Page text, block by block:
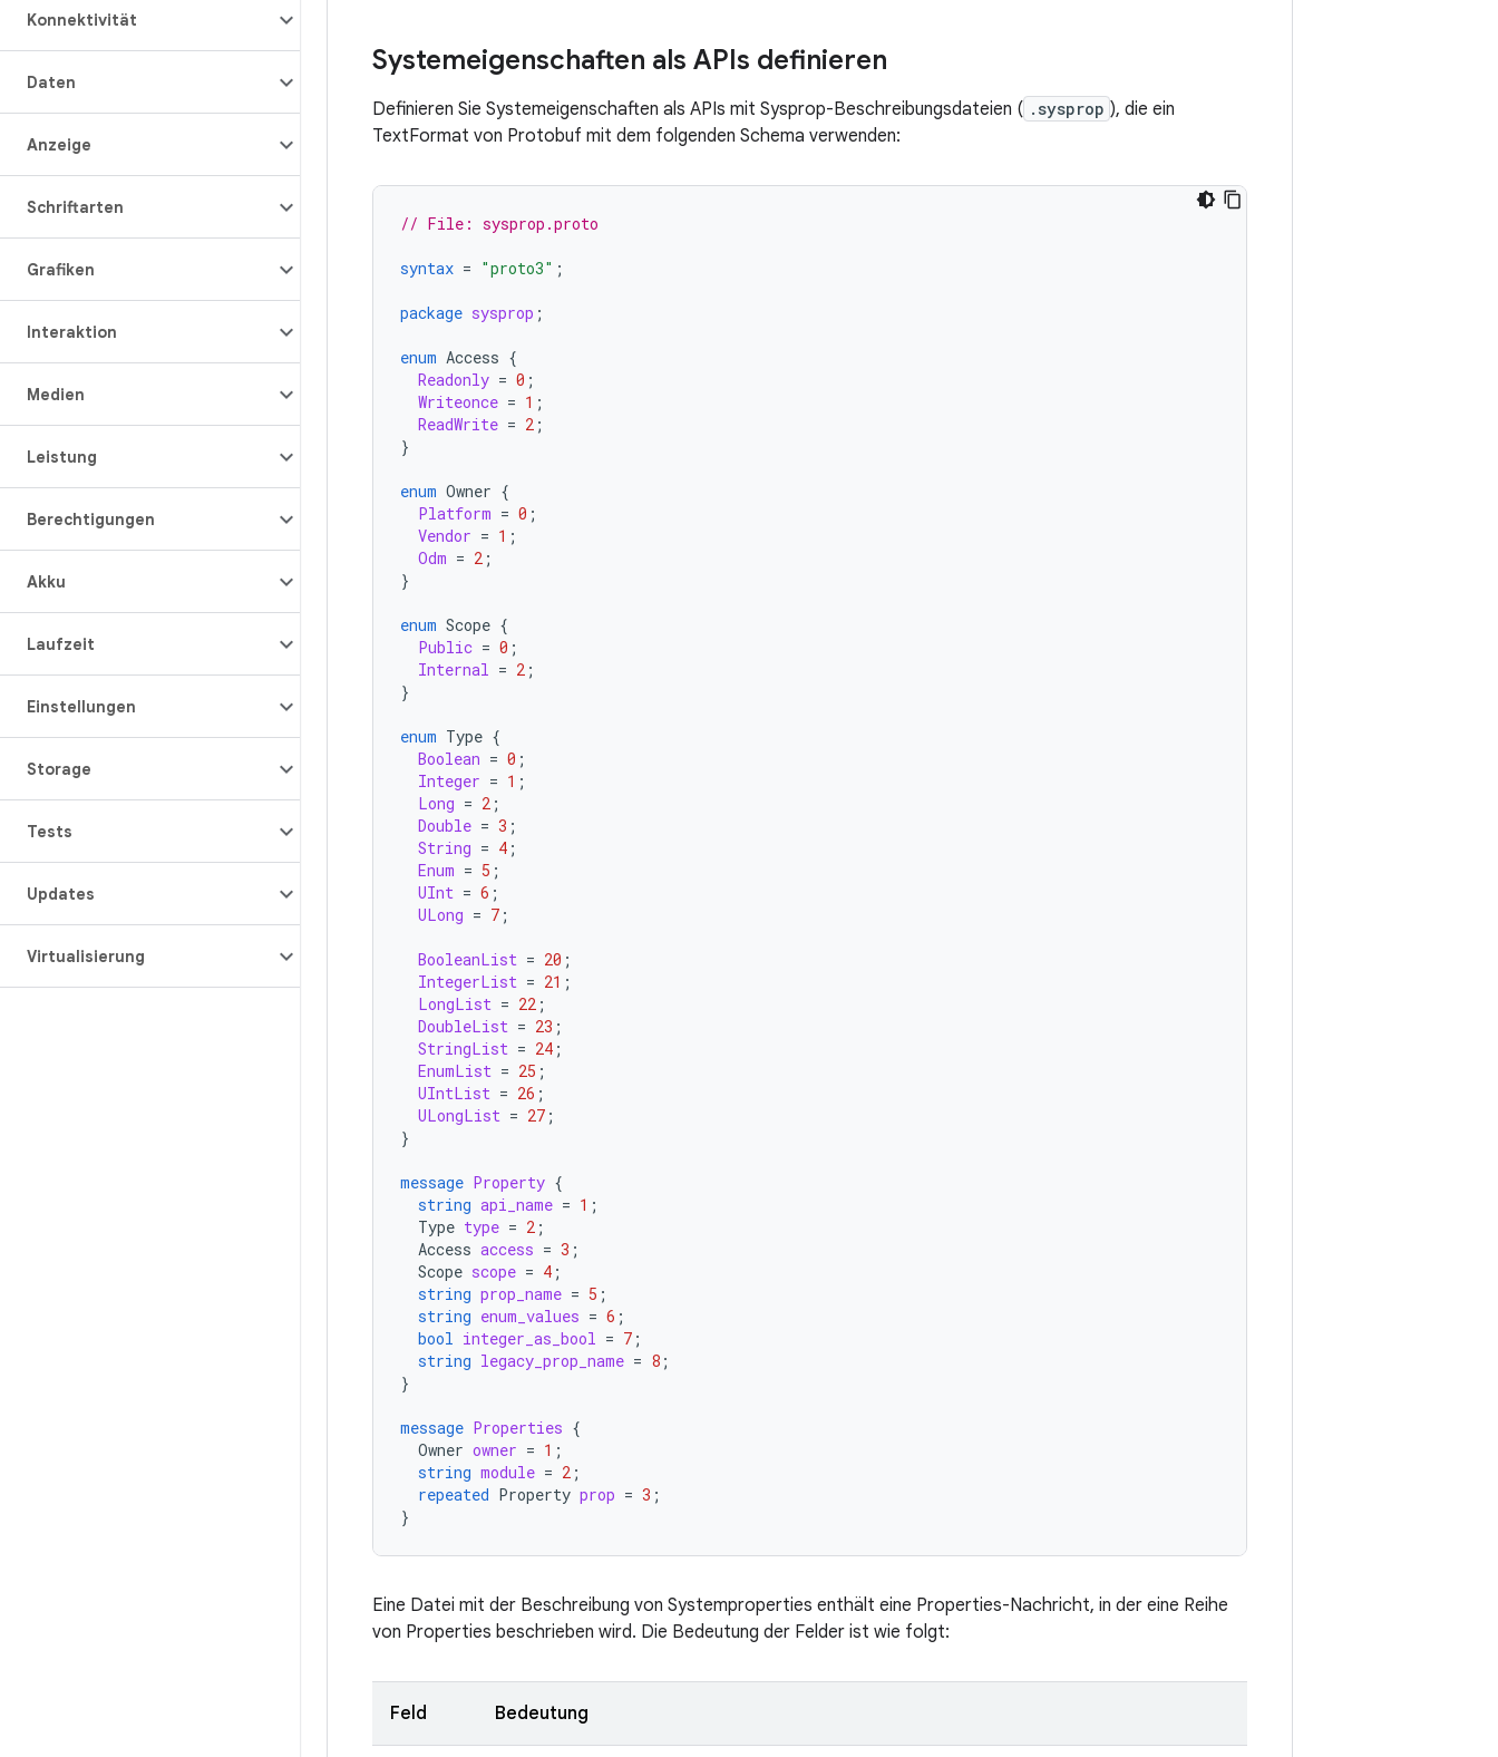
Konnektivität
Daten
Anzeige
Schriftarten
Grafiken
Interaktion
Medien
Leistung
Berechtigungen
Akku
Laufzeit
Einstellungen
Storage
Tests
Updates
Virtualisierung
Systemeigenschaften als APIs definieren
Definieren Sie Systemeigenschaften als APIs mit Sysprop-Beschreibungsdateien ( .sysprop ), die ein
TextFormat von Protobuf mit dem folgenden Schema verwenden:
// File: sysprop.proto
syntax = "proto3" ;
package sysprop ;
enum Access {
Readonly = 0 ;
Writeonce = 1 ;
ReadWrite = 2 ;
}
enum Owner {
Platform = 0 ;
Vendor = 1 ;
Odm = 2 ;
}
enum Scope {
Public = 0 ;
Internal = 2 ;
}
enum Type {
Boolean = 0 ;
Integer = 1 ;
Long = 2 ;
Double = 3 ;
String = 4 ;
Enum = 5 ;
UInt = 6 ;
ULong = 7 ;
BooleanList = 20 ;
IntegerList = 21 ;
LongList = 22 ;
DoubleList = 23 ;
StringList = 24 ;
EnumList = 25 ;
UIntList = 26 ;
ULongList = 27 ;
}
message Property {
string api_name = 1 ;
Type type = 2 ;
Access access = 3 ;
Scope scope = 4 ;
string prop_name = 5 ;
string enum_values = 6 ;
bool integer_as_bool = 7 ;
string legacy_prop_name = 8 ;
}
message Properties {
Owner owner = 1 ;
string module = 2 ;
repeated Property prop = 3 ;
}
Eine Datei mit der Beschreibung von Systemproperties enthält eine Properties-Nachricht, in der eine Reihe
von Properties beschrieben wird. Die Bedeutung der Felder ist wie folgt:
Feld Bedeutung